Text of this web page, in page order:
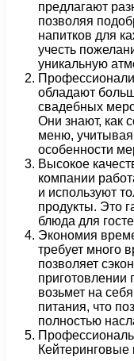
предлагают
позволяя
напитков для
учесть
уникальную
обладают
свадебных
Они знают, как
меню, учитывая
особенности
Высокое
компании
и используют
продукты. Это
блюда для
Экономия
требует много
позволяет
приготовлении
возьмет на
питания, что
полностью